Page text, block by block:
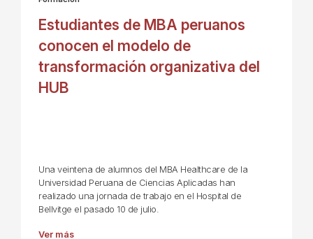
Estudiantes de MBA peruanos
conocen el modelo de
transformación organizativa del
HUB
Una veintena de alumnos del MBA Healthcare de la
Universidad Peruana de Ciencias Aplicadas han
realizado una jornada de trabajo en el Hospital de
Bellvitge el pasado 10 de julio.
Ver más